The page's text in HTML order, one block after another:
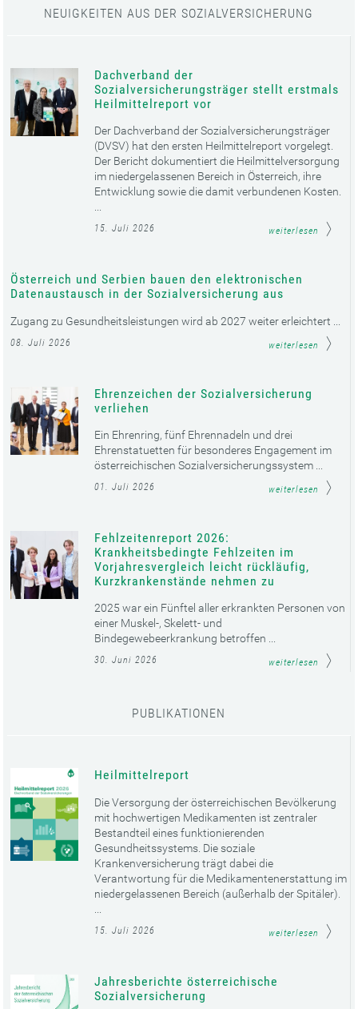
NEUIGKEITEN AUS DER SOZIALVERSICHERUNG
Dachverband der
Sozialversicherungsträger stellt erstmals
Heilmittelreport vor
Der Dachverband der Sozialversicherungsträger
(DVSV) hat den ersten Heilmittelreport vorgelegt.
Der Bericht dokumentiert die Heilmittelversorgung
im niedergelassenen Bereich in Österreich, ihre
Entwicklung sowie die damit verbundenen Kosten.
15. Juli 2026 weiterlesen
Österreich und Serbien bauen den elektronischen
Datenaustausch in der Sozialversicherung aus
Zugang zu Gesundheitsleistungen wird ab 2027 weiter erleichtert ...
08. Juli 2026 weiterlesen
Ehrenzeichen der Sozialversicherung
verliehen
Ein Ehrenring, fünf Ehrennadeln und drei
Ehrenstatuetten für besonderes Engagement im
österreichischen Sozialversicherungssystem ...
01. Juli 2026 weiterlesen
Fehlzeitenreport 2026:
Krankheitsbedingte Fehlzeiten im
Vorjahresvergleich leicht rückläufig,
Kurzkrankenstände nehmen zu
2025 war ein Fünftel aller erkrankten Personen von
einer Muskel-, Skelett- und
Bindegewebeerkrankung betroffen ...
30. Juni 2026 weiterlesen
PUBLIKATIONEN
Heilmittelreport
Die Versorgung der österreichischen Bevölkerung
mit hochwertigen Medikamenten ist zentraler
Bestandteil eines funktionierenden
Gesundheitssystems. Die soziale
Krankenversicherung trägt dabei die
Verantwortung für die Medikamentenerstattung im
niedergelassenen Bereich (außerhalb der Spitäler).
15. Juli 2026 weiterlesen
Jahresberichte österreichische
Sozialversicherung